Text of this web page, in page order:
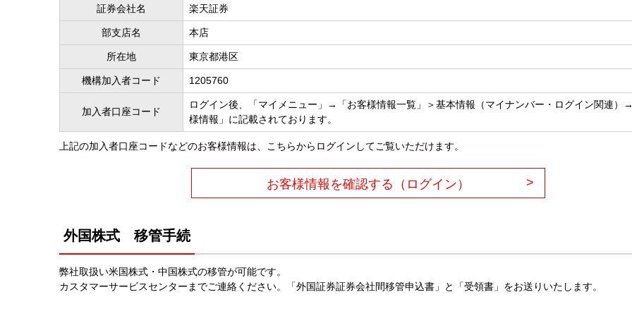
証券会社名 楽天証券
部支店名 本店
所在地 東京都港区
機構加入者コード 1205760
加入者口座コード
ログイン後、「マイメニュー」→「お客様情報一覧」＞基本情報（マイナンバー・ログイン関連）
様情報」に記載されております。
上記の加入者口座コードなどのお客様情報は、こちらからログインしてご覧いただけます。
お客様情報を確認する（ログイン） >
外国株式 移管手続
弊社取扱い米国株式・中国株式の移管が可能です。
カスタマーサービスセンターまでご連絡ください。「外国証券証券会社間移管申込書」と「受領書」をお送りいたします。